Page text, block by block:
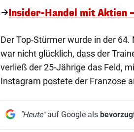
Insider-Handel mit Aktien
Der Top-Stürmer wurde in der
war nicht glücklich, dass der
verließ der 25-Jährige das Feld,
Instagram postete der Franzose
"Heute"auf Google als